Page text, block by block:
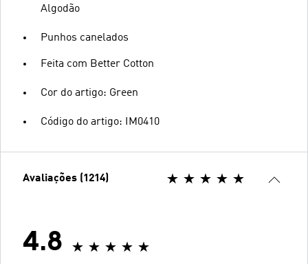
Algodão
Punhos canelados
Feita com Better Cotton
Cor do artigo: Green
Código do artigo: IM0410
Avaliações (1214)
4.8